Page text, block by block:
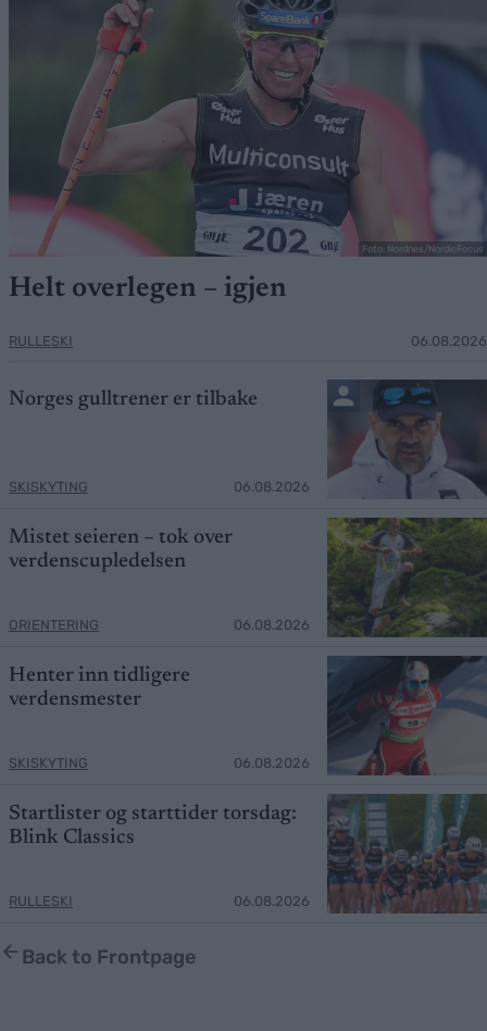
Foto: Nordnes/NordicFocus
Helt overlegen – igjen
RULLESKI 06.08.2026
Norges gulltrener er tilbake
SKISKYTING 06.08.2026
Mistet seieren – tok over
verdenscupledelsen
ORIENTERING 06.08.2026
Henter inn tidligere
verdensmester
SKISKYTING 06.08.2026
Startlister og starttider torsdag:
Blink Classics
RULLESKI 06.08.2026
Back to Frontpage